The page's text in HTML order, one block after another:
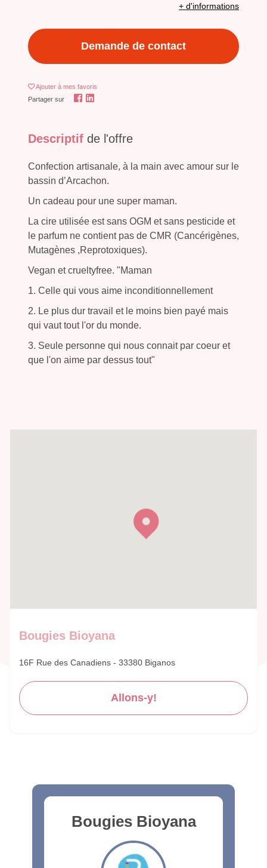
+ d'informations
Demande de contact
Ajouter à mes favoris
Partager sur
Descriptif de l'offre
Confection artisanale, à la main avec amour sur le
bassin d’Arcachon.
Un cadeau pour une super maman.
La cire utilisée est sans OGM et sans pesticide et
le parfum ne contient pas de CMR (Cancérigènes,
Mutagènes ,Reprotoxiques).
Vegan et crueltyfree. "Maman
1. Celle qui vous aime inconditionnellement
2. Le plus dur travail et le moins bien payé mais
qui vaut tout l'or du monde.
3. Seule personne qui nous connait par coeur et
que l'on aime par dessus tout"
Bougies Bioyana
16F Rue des Canadiens - 33380 Biganos
Allons-y!
Bougies Bioyana